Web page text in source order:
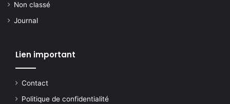
Non classé
Journal
Lien important
Contact
Politique de confidentialité